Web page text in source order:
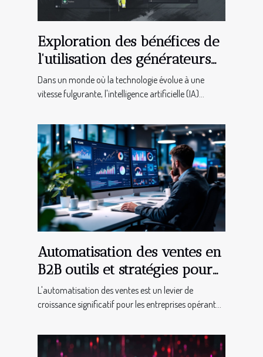
Exploration des bénéfices de
l'utilisation des générateurs
d'images IA pour les
professionnels créatifs
Dans un monde où la technologie évolue à une
vitesse fulgurante, l'intelligence artificielle (IA)...
Automatisation des ventes en
B2B outils et stratégies pour
une efficacité maximale
L'automatisation des ventes est un levier de
croissance significatif pour les entreprises opérant...